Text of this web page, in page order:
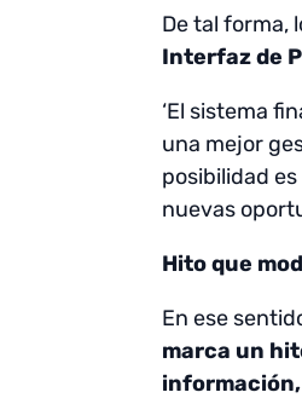
De tal forma,
Interfaz de
‘El sistema
una mejor
posibilidad
nuevas
Hito que
En ese
marca un